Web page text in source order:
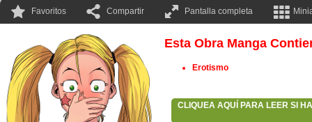
Favoritos Compartir Pantalla completa
Esta Obra Manga
Erotismo
CLIQUEA AQUÍ PARA LEER SI